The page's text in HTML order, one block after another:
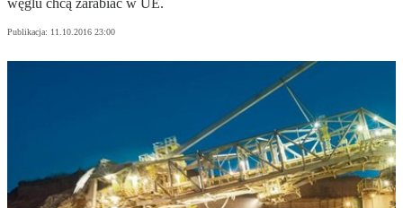
węglu chcą zarabiać w UE.
Publikacja: 11.10.2016 23:00